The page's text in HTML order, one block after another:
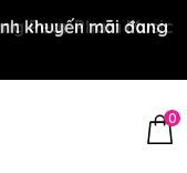
Pear Pham Music
khuyến mãi đang
0